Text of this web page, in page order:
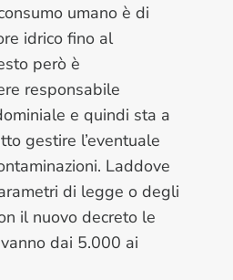
umano è di
idrico fino al
però è
responsabile
e quindi sta a
gestire l’eventuale
Laddove
di legge o degli
il nuovo decreto le
dai 5.000 ai